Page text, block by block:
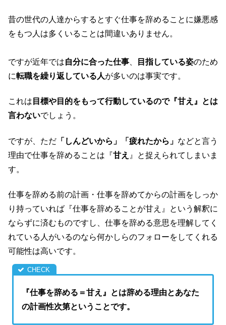
昔の世代の人達からするとすぐ仕事を辞めることに嫌悪感
をもつ人は多くいることは間違いありません。
ですが近年では自分に合った仕事、 目指している姿のため
に転職を繰り返している人が多いのは事実です。
これは目標や目的をもって行動しているので『甘え』とは
言わないでしょう。
ですが、ただ 「しんどいから」「疲れたから」 などと言う
理由で仕事を辞めることは『甘え 』と捉えられてしまいま
す。
仕事を辞める前の計画・仕事を辞めてからの計画をしっか
り持っていれば『仕事を辞めることが甘え』という解釈に
ならずに済むものですし、仕事を辞める意思を理解してく
れている人がいるのなら何かしらのフォローをしてくれる
可能性は高いです。
『仕事を辞める＝甘え』とは辞める理由とあなた
の計画性次第ということです。